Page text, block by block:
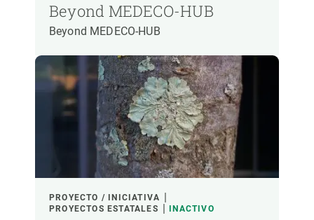
Beyond MEDECO-HUB
Beyond MEDECO-HUB
PROYECTO / INICIATIVA
PROYECTOS ESTATALES
INACTIVO